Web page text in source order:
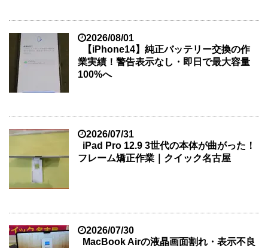
2026/08/01
【iPhone14】純正バッテリー交換の作
業実績！警告表示なし・即日で最大容量
100%へ
2026/07/31
iPad Pro 12.9 3世代の本体が曲がった！
フレーム矯正作業｜クイック名古屋
2026/07/30
MacBook Airの液晶画面割れ・表示不良